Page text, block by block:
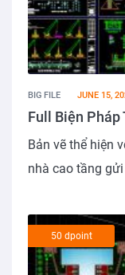
BIG FILE JUNE 15,
Full Biện Pháp
Bản vẽ thể hiện
nhà cao tầng
50 dpoint